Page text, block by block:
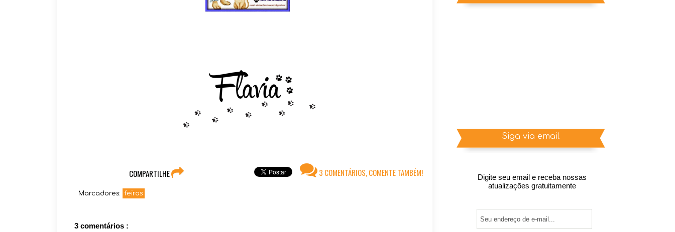
3 COMENTÁRIOS, COMENTE TAMBÉM!
COMPARTILHE
Marcadores: feiras
3 comentários :
Siga via email
Digite seu email e receba nossas
atualizações gratuitamente